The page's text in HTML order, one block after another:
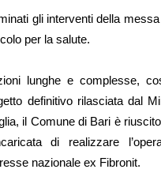
gli interventi della
per la salute.
lunghe e complesse,
definitivo rilasciata dal
il Comune di Bari è
di realizzare
nazionale ex Fibronit.